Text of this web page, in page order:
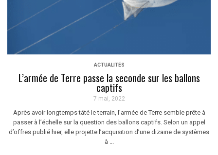
ACTUALITÉS
L’armée de Terre passe la seconde sur les ballons
captifs
7 mai, 2022
Après avoir longtemps tâté le terrain, l’armée de Terre semble prête à
passer à l’échelle sur la question des ballons captifs. Selon un appel
d’offres publié hier, elle projette l’acquisition d’une dizaine de systèmes
à ...